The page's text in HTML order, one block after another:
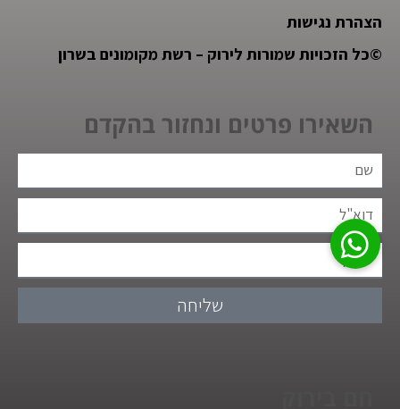
הצהרת נגישות
©כל הזכויות שמורות לירוק – רשת מקומונים בשרון
השאירו פרטים ונחזור בהקדם
שליחה